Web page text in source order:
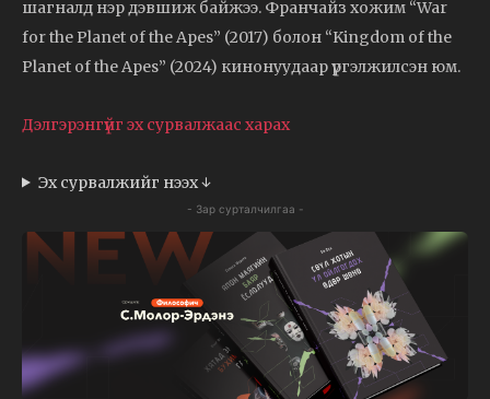
шагналд нэр дэвшиж байжээ. Франчайз хожим “War
for the Planet of the Apes” (2017) болон “Kingdom of the
Planet of the Apes” (2024) кинонуудаар үргэлжилсэн юм.
Дэлгэрэнгүйг эх сурвалжаас харах
Эх сурвалжийг нээх ↓
- Зар сурталчилгаа -